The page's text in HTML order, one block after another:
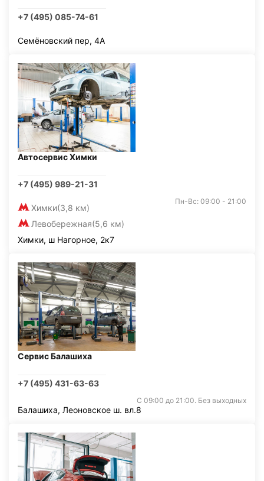
+7 (495) 085-74-61
Семёновский пер, 4А
Автосервис Химки
+7 (495) 989-21-31
Химки(3,8 км)
Левобережная(5,6 км)
Пн-Вс: 09:00 - 21:00
Химки, ш Нагорное, 2к7
Сервис Балашиха
+7 (495) 431-63-63
С 09:00 до 21:00. Без выходных
Балашиха, Леоновское ш. вл.8